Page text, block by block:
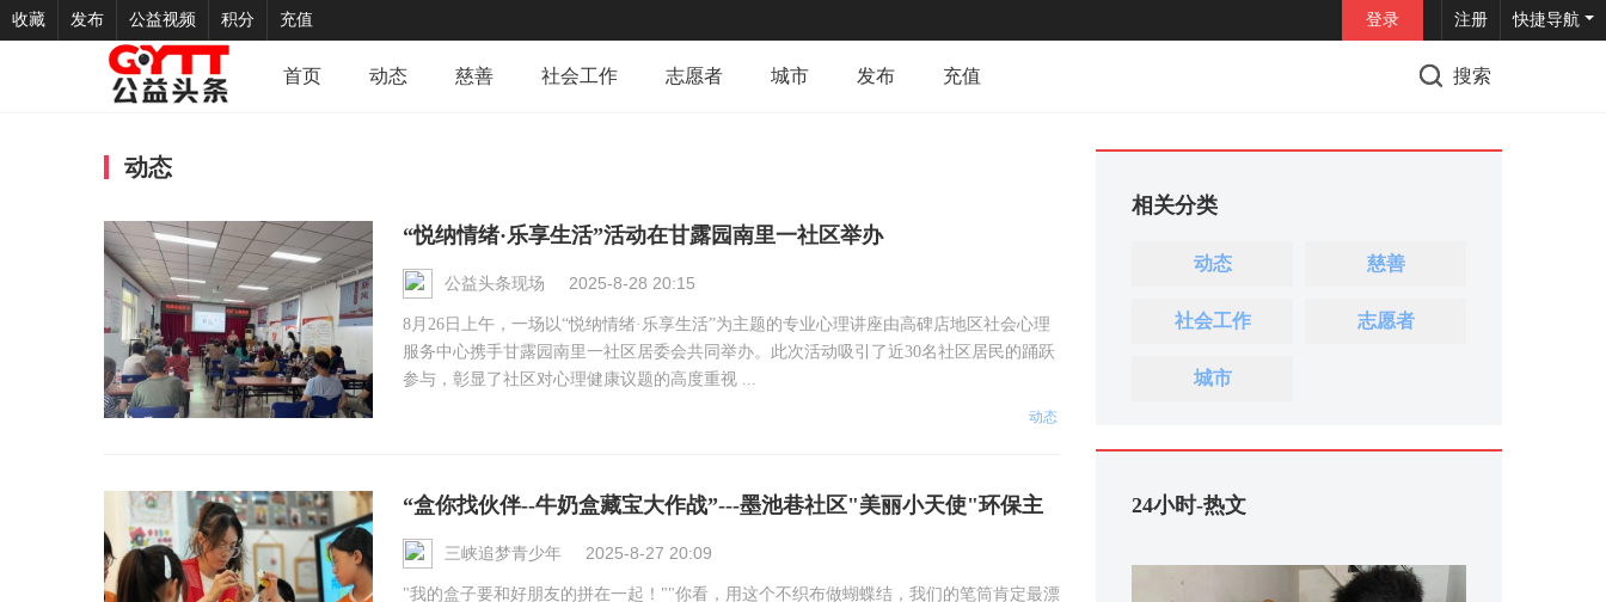
收藏 发布 公益视频 积分 充值 快捷导航
登录 注册
首页 动态 慈善 社会工作 志愿者 城市 发布 充值 搜索
动态
“悦纳情绪·乐享生活”活动在甘露园南里一社区举办
公益头条现场 2025-8-28 20:15
8月26日上午，一场以“悦纳情绪·乐享生活”为主题的专业心理讲座由高碑店地区社会心理
服务中心携手甘露园南里一社区居委会共同举办。此次活动吸引了近30名社区居民的踊跃
参与，彰显了社区对心理健康议题的高度重视 ...
动态
“盒你找伙伴--牛奶盒藏宝大作战”---墨池巷社区"美丽小天使"环保主
题活动侧记 ...
三峡追梦青少年 2025-8-27 20:09
​"我的盒子要和好朋友的拼在一起！""你看，用这个不织布做蝴蝶结，我们的笔筒肯定最漂
相关分类
动态 慈善
社会工作 志愿者
城市
24小时-热文